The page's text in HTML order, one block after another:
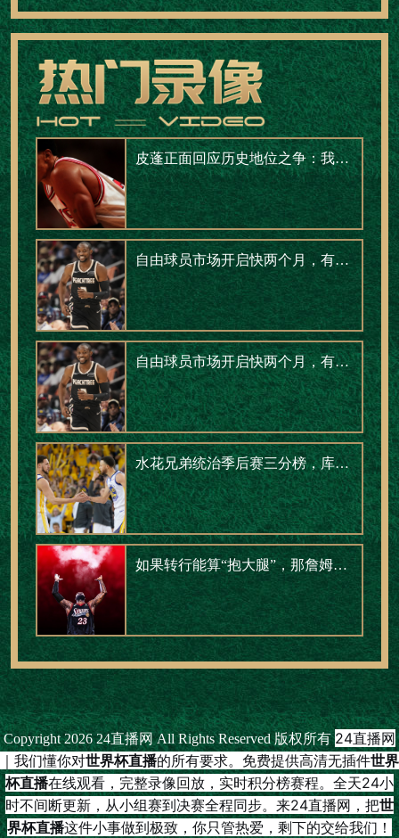
皮蓬正面回应历史地位之争：我有6枚戒指，从不追个人荣誉
自由球员市场开启快两个月，有人签了肥约，有人还在等电话。
自由球员市场开启快两个月，有人签了肥约，有人还在等电话。
水花兄弟统治季后赛三分榜，库里一人包揽前五
如果转行能算“抱大腿”，那詹姆斯早就是职场楷模了
Copyright 2026 24直播网 All Rights Reserved 版权所有24直播网
｜我们懂你对世界杯直播的所有要求。免费提供高清无插件世界
杯直播在线观看，完整录像回放，实时积分榜赛程。全天24小
时不间断更新，从小组赛到决赛全程同步。来24直播网，把世
界杯直播这件小事做到极致，你只管热爱，剩下的交给我们！